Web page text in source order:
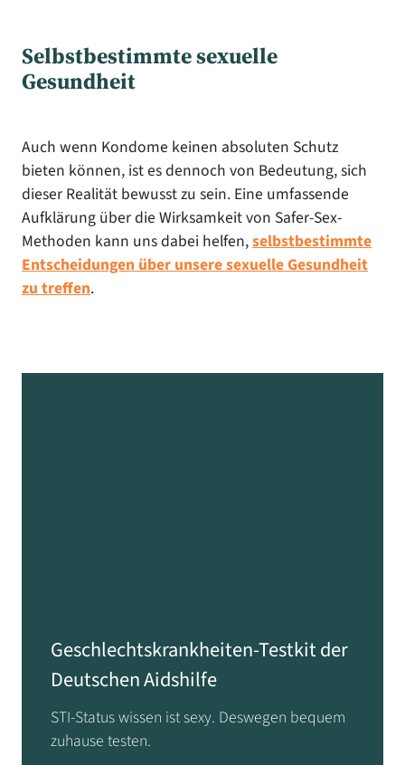
Selbstbestimmte sexuelle
Gesundheit
Auch wenn Kondome keinen absoluten Schutz
bieten können, ist es dennoch von Bedeutung, sich
dieser Realität bewusst zu sein. Eine umfassende
Aufklärung über die Wirksamkeit von Safer-Sex-
Methoden kann uns dabei helfen,selbstbestimmte
Entscheidungen über unsere sexuelle Gesundheit
zu treffen.
Geschlechtskrankheiten-Testkit der
Deutschen Aidshilfe
STI-Status wissen ist sexy. Deswegen bequem
zuhause testen.